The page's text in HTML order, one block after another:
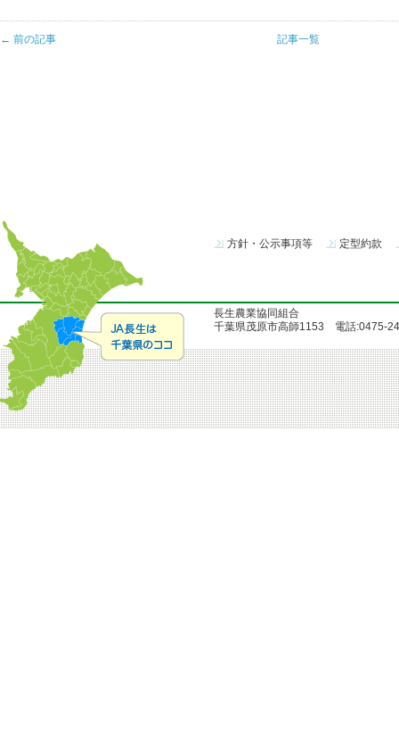
← 前の記事 記事一覧
方針・公示事項等 定型約款
長生農業協同組合
千葉県茂原市高師1153 電話:0475-